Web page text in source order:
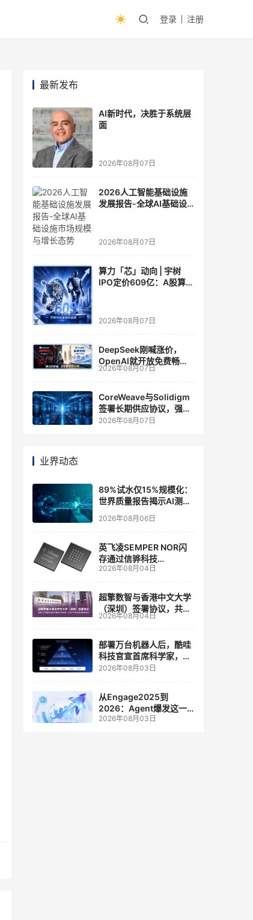
登录 注册
最新发布
AI新时代，决胜于系统层
面
2026年08月07日
2026人工智能基础设施
发展报告-全球AI基础设
2026年08月07日
算力「芯」动向 | 宇树
IPO定价609亿：A股算力
2026年08月07日
DeepSeek刚喊涨价，
OpenAI就开放免费畅
聊？大模型定价的平行宇
2026年08月07日
CoreWeave与Solidigm
签署长期供应协议，强化
一体化人工智能云平台
2026年08月07日
业界动态
89%试水仅15%规模化：
世界质量报告揭示AI测
试"落地鸿沟"
2026年08月06日
英飞凌SEMPER NOR闪
存通过信骅科技
AST2700 BMC认证，全
管理
2026年08月04日
超擎数智与香港中文大学
（深圳）签署协议，共建
人工智能和边缘计算联合
2026年08月04日
部署万台机器人后，酷哇
科技官宣首席科学家，要
让世界模型交付生产力
2026年08月03日
从Engage2025到
2026：Agent爆发这一
年，AI CRM 走到哪了
2026年08月03日